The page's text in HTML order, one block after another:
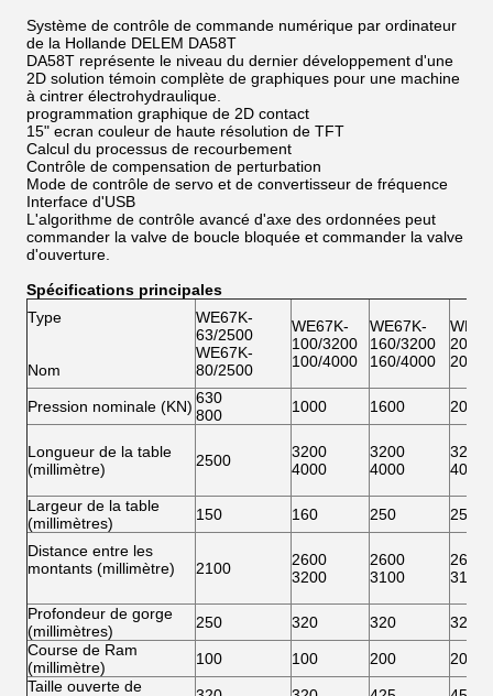
Système de contrôle de commande numérique par ordinateur
de la Hollande DELEM DA58T
DA58T représente le niveau du dernier développement d'une
2D solution témoin complète de graphiques pour une machine
à cintrer électrohydraulique.
programmation graphique de 2D contact
15" ecran couleur de haute résolution de TFT
Calcul du processus de recourbement
Contrôle de compensation de perturbation
Mode de contrôle de servo et de convertisseur de fréquence
Interface d'USB
L'algorithme de contrôle avancé d'axe des ordonnées peut
commander la valve de boucle bloquée et commander la valve
d'ouverture.
Spécifications principales
Type
Nom
WE67K-
63/2500
WE67K-
80/2500
WE67K-
100/3200
100/4000
WE67K-
160/3200
160/4000
200/
200/
Pression nominale (KN) 630
800
1000 1600 2000
Longueur de la table
(millimètre)
2500
3200
4000
3200
4000
3200
4000
Largeur de la table
(millimètres)
150 160 250 250
Distance entre les
montants (millimètre)
2100
2600
3200
2600
3100
2600
3100
Profondeur de gorge
(millimètres)
250 320 320
320
Course de Ram
(millimètre)
100 100 200
200
Taille ouverte de